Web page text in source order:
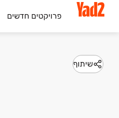
פרויקטים חדשים
שיתוף